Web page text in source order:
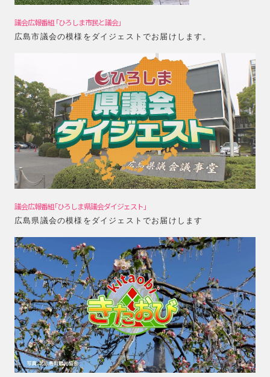
議会広報番組 ｢ひろしま市民と議会｣
広島市議会の模様をダイジェストでお届けします。
議会広報番組｢ひろしま県議会ダイジェスト｣
広島県議会の模様をダイジェストでお届けします